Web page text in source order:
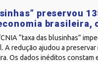
preservou
brasileira,
“taxa das blusinhas”
A redução ajudou a
Os dados inéditos